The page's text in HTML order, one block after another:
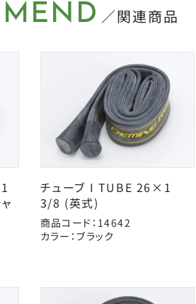
サイクルグッズ
EAGLE
アラデン
ジョイパレット
／関連商品
チューブ I TUBE 26×1
3/8 (英式)
商品コード：14642
カラー：ブラック